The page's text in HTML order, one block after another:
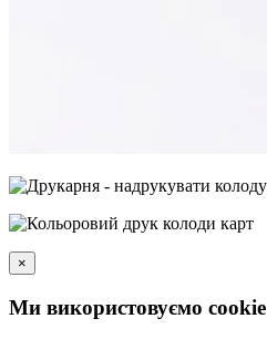
×
Ми використовуємо cookie